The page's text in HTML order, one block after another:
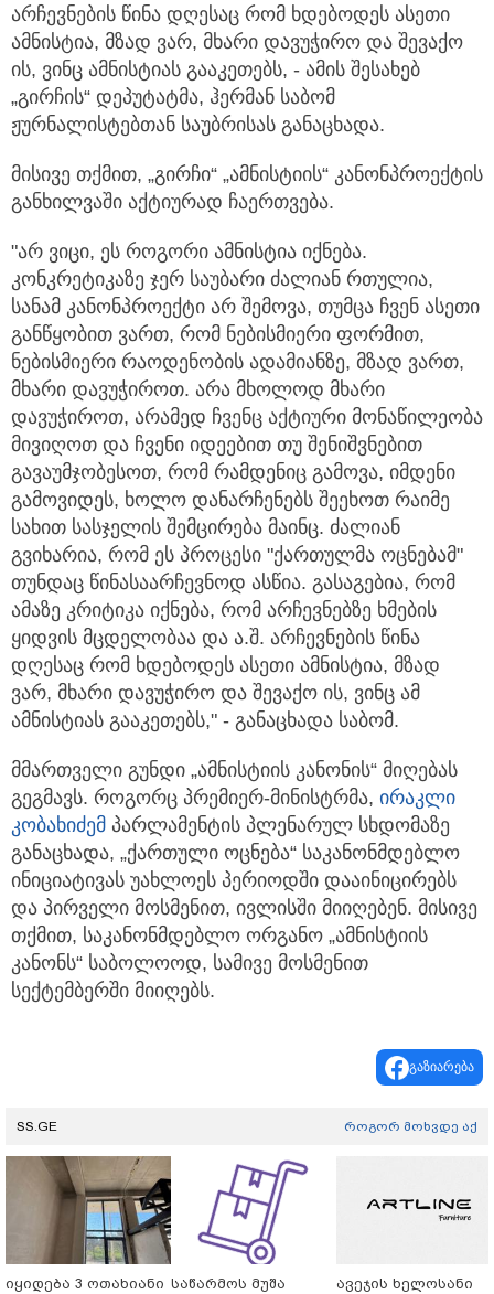
არჩევნების წინა დღესაც რომ ხდებოდეს ასეთი
ამნისტია, მზად ვარ, მხარი დავუჭირო და შევაქო
ის, ვინც ამნისტიას გააკეთებს, - ამის შესახებ
„გირჩის“ დეპუტატმა, ჰერმან საბომ
ჟურნალისტებთან საუბრისას განაცხადა.
მისივე თქმით, „გირჩი“ „ამნისტიის“ კანონპროექტის
განხილვაში აქტიურად ჩაერთვება.
"არ ვიცი, ეს როგორი ამნისტია იქნება.
კონკრეტიკაზე ჯერ საუბარი ძალიან რთულია,
სანამ კანონპროექტი არ შემოვა, თუმცა ჩვენ ასეთი
განწყობით ვართ, რომ ნებისმიერი ფორმით,
ნებისმიერი რაოდენობის ადამიანზე, მზად ვართ,
მხარი დავუჭიროთ. არა მხოლოდ მხარი
დავუჭიროთ, არამედ ჩვენც აქტიური მონაწილეობა
მივიღოთ და ჩვენი იდეებით თუ შენიშვნებით
გავაუმჯობესოთ, რომ რამდენიც გამოვა, იმდენი
გამოვიდეს, ხოლო დანარჩენებს შეეხოთ რაიმე
სახით სასჯელის შემცირება მაინც. ძალიან
გვიხარია, რომ ეს პროცესი "ქართულმა ოცნებამ"
თუნდაც წინასაარჩევნოდ ასწია. გასაგებია, რომ
ამაზე კრიტიკა იქნება, რომ არჩევნებზე ხმების
ყიდვის მცდელობაა და ა.შ. არჩევნების წინა
დღესაც რომ ხდებოდეს ასეთი ამნისტია, მზად
ვარ, მხარი დავუჭირო და შევაქო ის, ვინც ამ
ამნისტიას გააკეთებს," - განაცხადა საბომ.
მმართველი გუნდი „ამნისტიის კანონის“ მიღებას
გეგმავს. როგორც პრემიერ-მინისტრმა, ირაკლი
კობახიძემ პარლამენტის პლენარულ სხდომაზე
განაცხადა, „ქართული ოცნება“ საკანონმდებლო
ინიციატივას უახლოეს პერიოდში დააინიცირებს
და პირველი მოსმენით, ივლისში მიიღებენ. მისივე
თქმით, საკანონმდებლო ორგანო „ამნისტიის
კანონს“ საბოლოოდ, სამივე მოსმენით
სექტემბერში მიიღებს.
გაზიარება
SS.GE როგორ მოხვდე აქ
იყიდება 3 ოთახიანი საწარმოს მუშა ავეჯის ხელოსანი